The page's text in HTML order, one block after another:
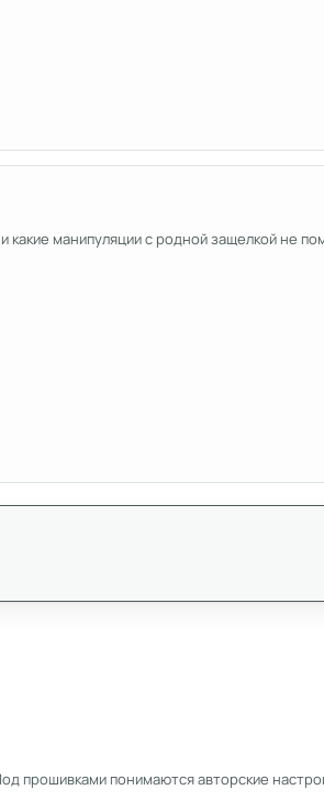
манипуляции с родной защелкой не
прошивками понимаются авторские